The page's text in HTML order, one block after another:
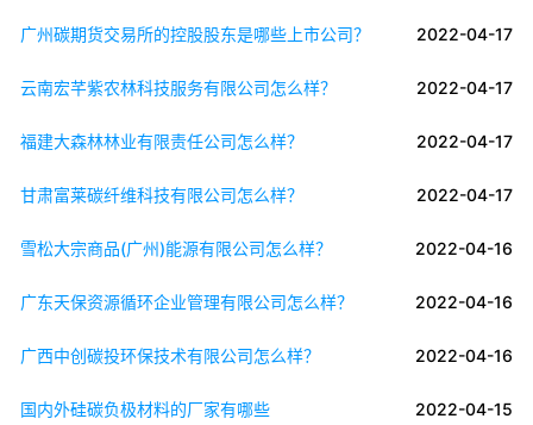
广州碳期货交易所的控股股东是哪些上市公司？ 2022-04-17
云南宏芊紫农林科技服务有限公司怎么样？ 2022-04-17
福建大森林林业有限责任公司怎么样？ 2022-04-17
甘肃富莱碳纤维科技有限公司怎么样？ 2022-04-17
雪松大宗商品(广州)能源有限公司怎么样？ 2022-04-16
广东天保资源循环企业管理有限公司怎么样？ 2022-04-16
广西中创碳投环保技术有限公司怎么样？ 2022-04-16
国内外硅碳负极材料的厂家有哪些 2022-04-15